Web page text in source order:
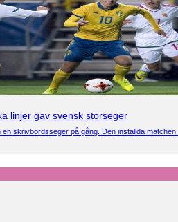
linjer gav svensk storseger
skrivbordsseger på gång. Den inställda